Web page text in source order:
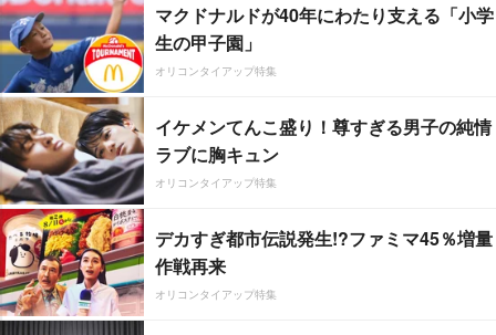
マクドナルドが40年にわたり支える「小学
生の甲子園」
オリコンタイアップ特集
イケメンてんこ盛り！尊すぎる男子の純情
ラブに胸キュン
オリコンタイアップ特集
デカすぎ都市伝説発生!?ファミマ45％増量
作戦再来
オリコンタイアップ特集